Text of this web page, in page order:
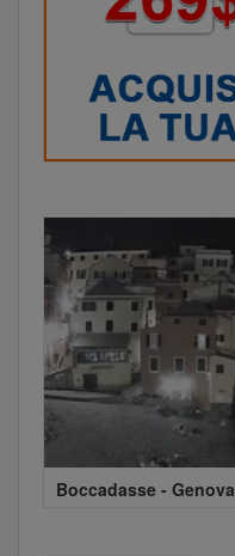
Boccadasse - Genova